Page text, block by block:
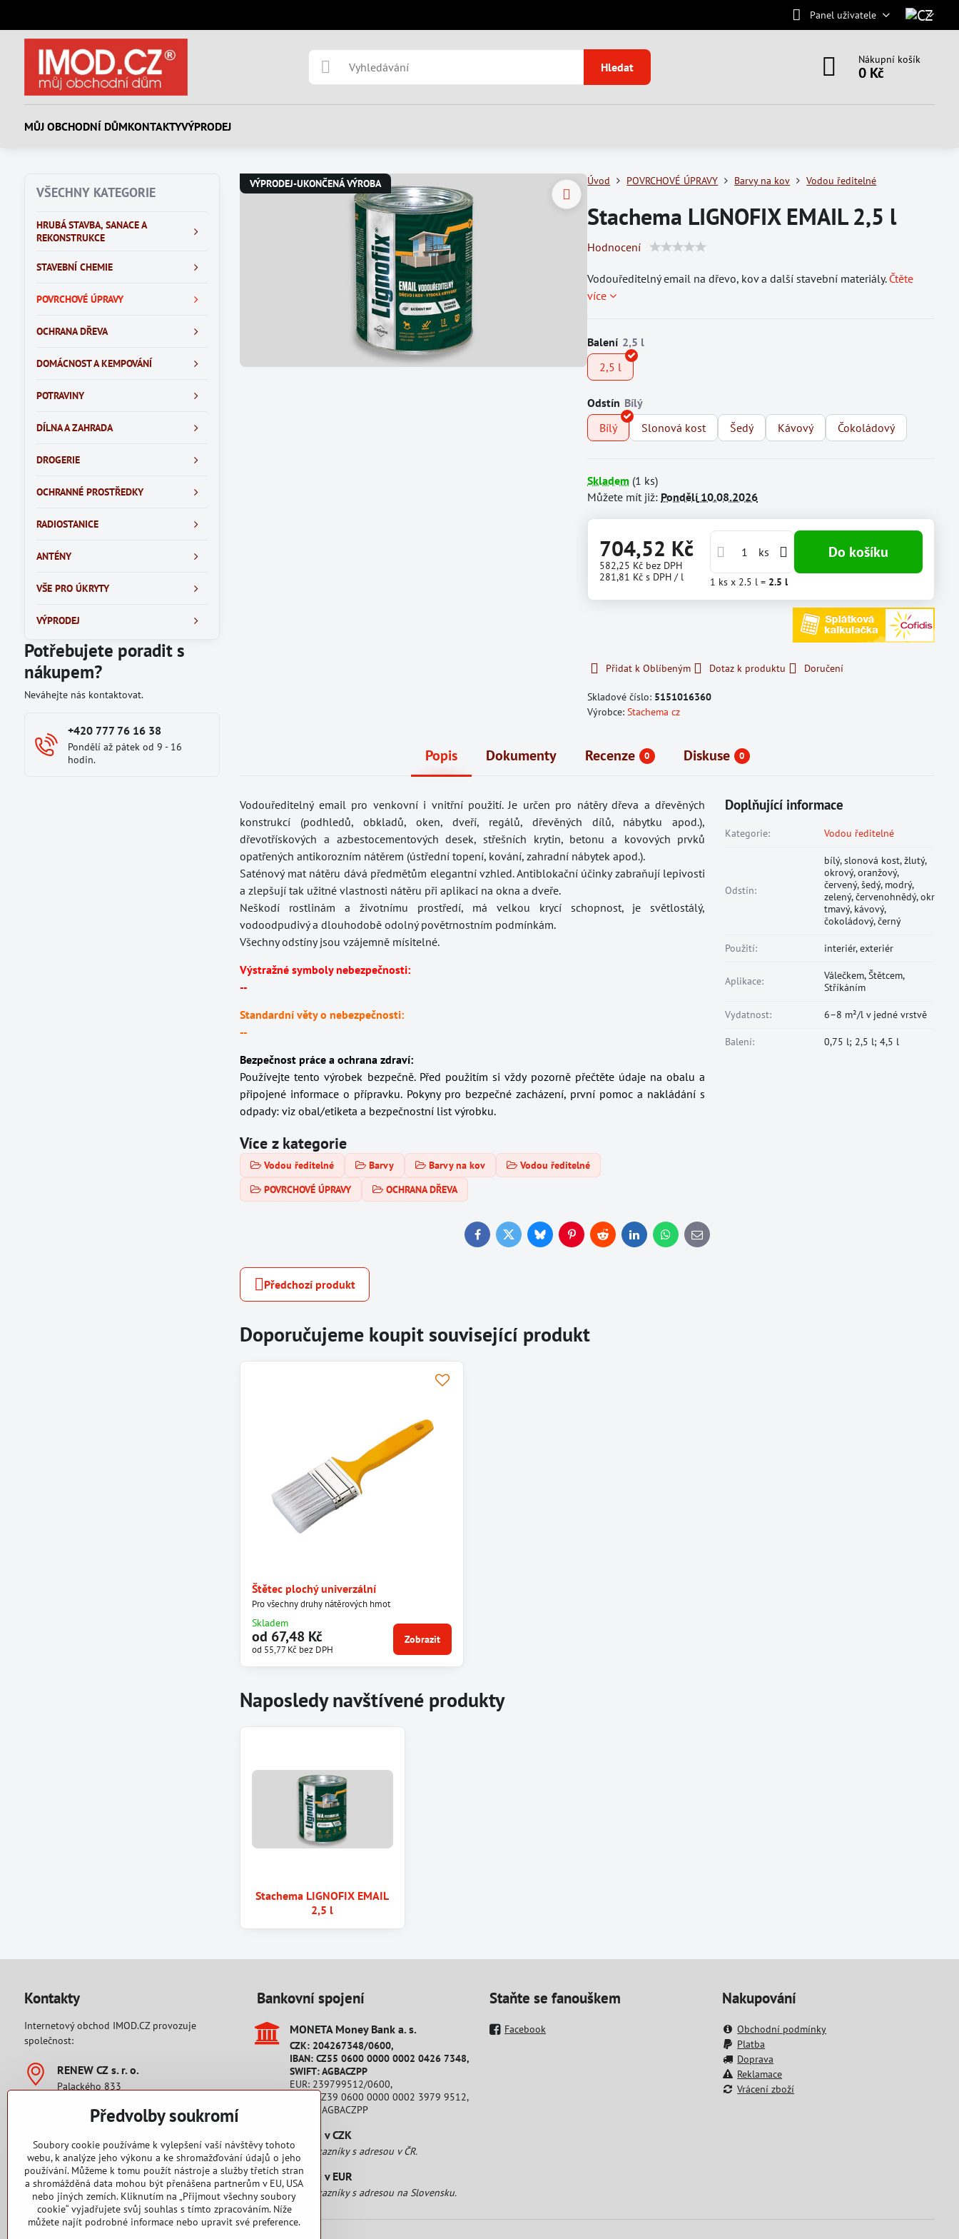
Panel uživatele
Hledat
Nákupní košík
0 Kč
MŮJ OBCHODNÍ DŮMKONTAKTYVÝPRODEJ
VÝPRODEJ-UKONČENÁ VÝROBA Úvod POVRCHOVÉ ÚPRAVY Barvy na kov Vodou ředitelné
Stachema LIGNOFIX EMAIL 2,5 l
Hodnocení
Vodouředitelný email na dřevo, kov a další stavební materiály. Čtěte
více
Balení
2,5 l
Odstín
Bílý
Slonová kost Šedý Kávový Čokoládový
Skladem (1 ks)
Můžete mít již: Pondělí 10.08.2026
704,52 Kč
582,25 Kč bez DPH
281,81 Kč s DPH / l
ks Do košíku
1 ksx 2.5 l = 2.5 l
Přidat k Oblíbeným Dotaz k produktu Doručení
Skladové číslo: 5151016360
Výrobce:Stachema cz
Popis Dokumenty Recenze 0 Diskuse 0
Vodouředitelný email pro venkovní i vnitřní použití. Je určen pro nátěry dřeva a dřevěných
konstrukcí (podhledů, obkladů, oken, dveří, regálů, dřevěných dílů, nábytku apod.),
dřevotřískových a azbestocementových desek, střešních krytin, betonu a kovových prvků
opatřených antikorozním nátěrem (ústřední topení, kování, zahradní nábytek apod.).
Saténový mat nátěru dává předmětům elegantní vzhled. Antiblokační účinky zabraňují lepivosti
a zlepšují tak užitné vlastnosti nátěru při aplikaci na okna a dveře.
Neškodí rostlinám a životnímu prostředí, má velkou krycí schopnost, je světlostálý,
vodoodpudivý a dlouhodobě odolný povětrnostním podmínkám.
Všechny odstíny jsou vzájemně mísitelné.
Výstražné symboly nebezpečnosti:
--
Standardní věty o nebezpečnosti:
--
Bezpečnost práce a ochrana zdraví:
Používejte tento výrobek bezpečně. Před použitím si vždy pozorně přečtěte údaje na obalu a
připojené informace o přípravku. Pokyny pro bezpečné zacházení, první pomoc a nakládání s
odpady: viz obal/etiketa a bezpečnostní list výrobku.
Více z kategorie
Vodou ředitelné Barvy Barvy na kov
Vodou ředitelné
POVRCHOVÉ ÚPRAVY
OCHRANA DŘEVA
Doplňující informace
Kategorie: Vodou ředitelné
Odstín:
bílý, slonová kost, žlutý,
okrový, oranžový,
červený, šedý, modrý,
zelený, červenohnědý, okr
tmavý, kávový,
čokoládový, černý
Použití: interiér, exteriér
Aplikace:
Válečkem, Štětcem,
Stříkáním
Vydatnost: 6–8 m²/l v jedné vrstvě
Balení: 0,75 l; 2,5 l; 4,5 l
FacebookTwitterBlueskyPinterestRedditLinkedInWhatsApp
E-
mail
Předchozí produkt
Doporučujeme koupit související produkt
Štětec plochý univerzální
Pro všechny druhy nátěrových hmot
Skladem
od 67,48 Kč
od 55,77 Kč bez DPH
Zobrazit
Naposledy navštívené produkty
Stachema LIGNOFIX EMAIL
2,5 l
VŠECHNY KATEGORIE
HRUBÁ STAVBA, SANACE A
REKONSTRUKCE
STAVEBNÍ CHEMIE
POVRCHOVÉ ÚPRAVY
OCHRANA DŘEVA
DOMÁCNOST A KEMPOVÁNÍ
POTRAVINY
DÍLNA A ZAHRADA
DROGERIE
OCHRANNÉ PROSTŘEDKY
RADIOSTANICE
ANTÉNY
VŠE PRO ÚKRYTY
VÝPRODEJ
Potřebujete poradit s
nákupem?
Neváhejte nás kontaktovat.
+420 777 76 16 38
Pondělí až pátek od 9 - 16
hodin.
Kontakty
Internetový obchod IMOD.CZ provozuje
společnost:
RENEW CZ s​. r​. o​.
Palackého 833
Česká republika
IČO: 28806689
+420 777 76 16 38
Pondělí až pátek od 9 - 17 hodin.
Bankovní spojení
MONETA Money Bank a​. s​.
CZK: 204267348/0600,
IBAN: CZ55 0600 0000 0002 0426 7348,
SWIFT: AGBACZPP
EUR: 239799512/0600,
IBAN: CZ39 0600 0000 0002 3979 9512,
SWIFT: AGBACZPP
Platba v CZK
Pro zákazníky s adresou v ČR.
Platba v EUR
Pro zákazníky s adresou na Slovensku.
Staňte se fanouškem
Facebook
Nakupování
Obchodní podmínky
Platba
Doprava
Reklamace
Vrácení zboží
Předvolby soukromí
Soubory cookie používáme k vylepšení vaší návštěvy tohoto
webu, k analýze jeho výkonu a ke shromažďování údajů o jeho
používání. Můžeme k tomu použít nástroje a služby třetích stran
a shromážděná data mohou být přenášena partnerům v EU, USA
nebo jiných zemích. Kliknutím na „Přijmout všechny soubory
cookie“ vyjadřujete svůj souhlas s tímto zpracováním. Níže
můžete najít podrobné informace nebo upravit své preference.